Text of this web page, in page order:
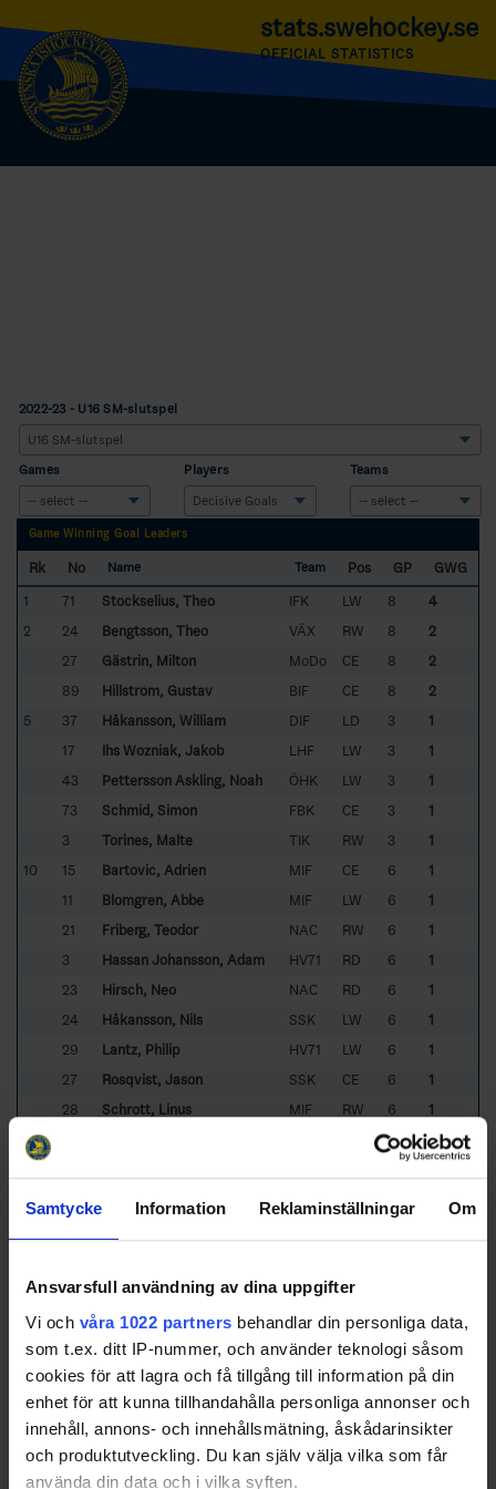
Samtycke Information Reklaminställningar Om
Ansvarsfull användning av dina uppgifter
Vi och våra 1022 partners behandlar din personliga data,
som t.ex. ditt IP-nummer, och använder teknologi såsom
cookies för att lagra och få tillgång till information på din
enhet för att kunna tillhandahålla personliga annonser och
innehåll, annons- och innehållsmätning, åskådarinsikter
och produktutveckling. Du kan själv välja vilka som får
använda din data och i vilka syften.
stats.swehockey.se
OFFICIAL STATISTICS
2022-23 - U16 SM-slutspel
Games Players Teams
Game Winning Goal Leaders
Rk No Name Team Pos GP
GWG
1
71 Stockselius, Theo IFK LW 8
4
2
24 Bengtsson, Theo VÄX RW 8
2
27
Gästrin, Milton MoDo CE 8
2
89
Hillström, Gustav BIF CE 8
2
5
37 Håkansson, William DIF LD 3
1
17
Ihs Wozniak, Jakob LHF LW 3
1
43
Pettersson Askling, Noah ÖHK LW 3
1
73
Schmid, Simon FBK CE 3
1
3
Torines, Malte TIK RW 3
1
10
15 Bartovic, Adrien MIF CE 6
1
11
Blomgren, Abbe MIF LW 6
1
21
Friberg, Teodor NAC RW 6
1
3
Hassan Johansson, Adam HV71 RD 6
1
23
Hirsch, Neo NAC RD 6
1
24
Håkansson, Nils SSK LW 6
1
29
Lantz, Philip HV71 LW 6
1
27
Rosqvist, Jason SSK CE 6
1
28
Schrott, Linus MIF RW 6
1
6
1
21
Novotny, Melvin IFK LW
16
Byström, Kalle MoDo RW
87
Edvardsen Sörensen,
Romeo
IFK RW 8 1
Sorted by higherG ameW inningG oals and lowerGamesPlayed
BIF- Brynäs IF DIF- Djurgårdens IF
FRÖ - Frölunda HC FBK- Färjestad BK
- HV 71
- IF Malmö Redhawks
IFK - IFK Täby HC LHF- Luleå HF
MoDo- MoDo Hockey NAC- Nacka HK